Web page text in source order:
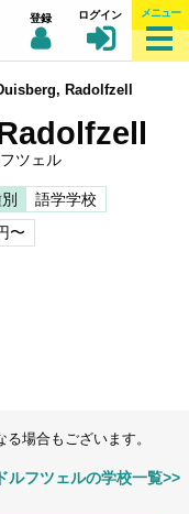
登録 ログイン メニュー
Radolfzell
ツェル
語学学校
〜
場合もございます。
ルフツェルの学校一覧>>